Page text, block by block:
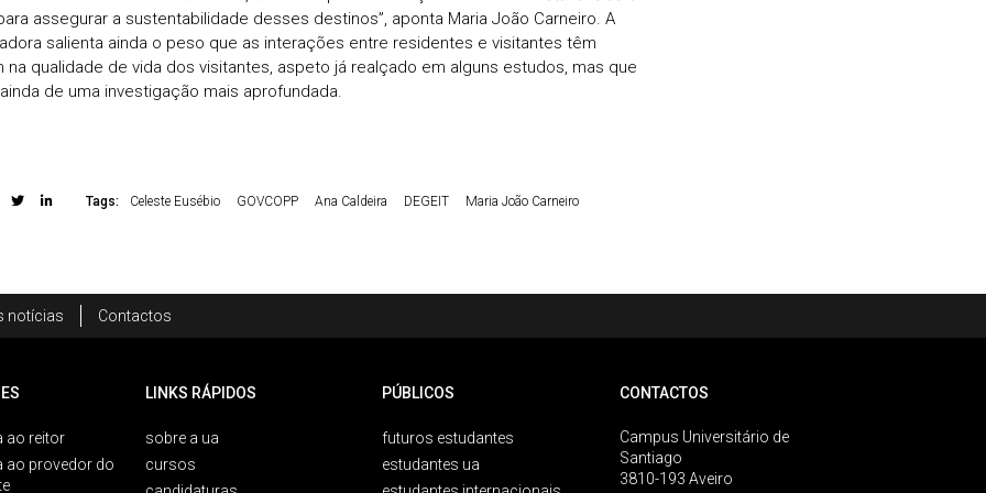
assegurar a sustentabilidade desses destinos”, aponta Maria João Carneiro. A
salienta ainda o peso que as interações entre residentes e visitantes têm
na qualidade de vida dos visitantes, aspeto já realçado em alguns estudos, mas que
de uma investigação mais aprofundada.
Tags: Celeste Eusébio GOVCOPP Ana Caldeira DEGEIT Maria João Carneiro
notícias Contactos
ao reitor
ao provedor do
LINKS RÁPIDOS
sobre a ua
cursos
PÚBLICOS
futuros estudantes
estudantes ua
CONTACTOS
Campus Universitário de
Santiago
3810-193 Aveiro